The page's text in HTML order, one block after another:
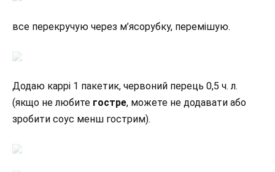
все перекручую через м’ясорубку, перемішую.
Додаю каррі 1 пакетик, червоний перець 0,5 ч. л.
(якщо не любите гостре, можете не додавати або
зробити соус менш гострим).